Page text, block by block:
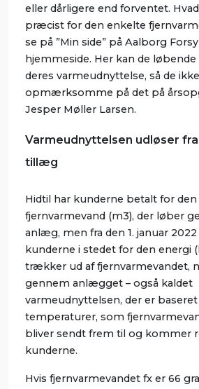
eller dårligere end forventet.
præcist for den enkelte
se på ”Min side” på Aalborg
hjemmeside. Her kan de
deres varmeudnyttelse, så de
opmærksomme på det på
Jesper Møller Larsen.
Varmeudnyttelsen udløser
tillæg
Hidtil har kunderne betalt for
fjernvarmevand (m3), der løber
anlæg, men fra den 1. januar
kunderne i stedet for den energi
trækker ud af fjernvarmevandet,
gennem anlægget – også kaldet
varmeudnyttelsen, der er baseret
temperaturer, som
bliver sendt frem til og kommer
kunderne.
Hvis fjernvarmevandet fx er 66